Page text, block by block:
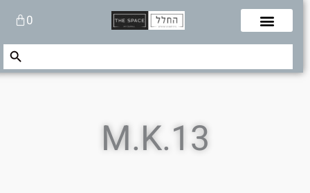
0עגלת
קניות
Search
Search Button
M.K.13